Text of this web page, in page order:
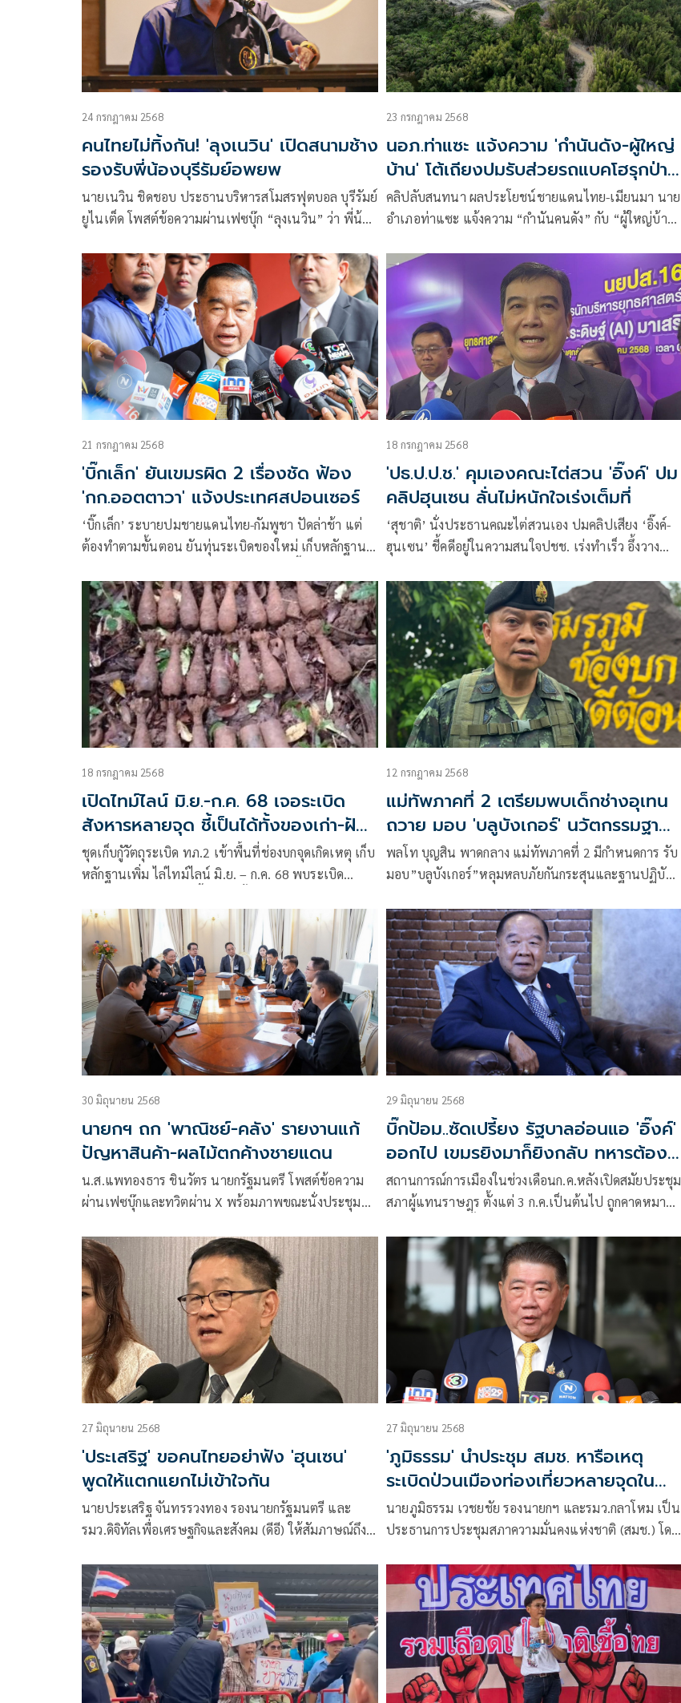
24 กรกฎาคม 2568
คนไทยไม่ทิ้งกัน! 'ลุงเนวิน' เปิดสนามช้าง
รองรับพี่น้องบุรีรัมย์อพยพ
นายเนวิน ชิดชอบ ประธานบริหารสโมสรฟุตบอล​ บุรีรัมย์
ยูไนเต็ด​ โพสต์ข้อความผ่านเฟซบุ๊ก “ลุงเนวิน” ว่า พี่น้อง
23 กรกฎาคม 2568
นอภ.ท่าแซะ แจ้งความ 'กำนันดัง-ผู้ใหญ่
บ้าน' โต้เถียงปมรับส่วยรถแบคโฮรุกป่า
ข้ามแดน
คลิปลับสนทนา ผลประโยชน์ชายแดนไทย-เมียนมา นาย
อำเภอท่าแซะ แจ้งความ “กำนันคนดัง” กับ “ผู้ใหญ่บ้าน
รุกป่า ข้ามแดนออกนอกราชาณาจักร
21 กรกฎาคม 2568
'บิ๊กเล็ก' ยันเขมรผิด 2 เรื่องชัด ฟ้อง
'กก.ออตตาวา' แจ้งประเทศสปอนเซอร์
‘บิ๊กเล็ก’ ระบายปมชายแดนไทย-กัมพูชา ปัดล่าช้า แต่
ต้องทำตามขั้นตอน ยันทุ่นระเบิดของใหม่ เก็บหลักฐาน
ฐานแน่น เขมรผิด 2 เรื่องชัด
18 กรกฎาคม 2568
'ปธ.ป.ป.ช.' คุมเองคณะไต่สวน 'อิ๊งค์' ปม
คลิปฮุนเซน ลั่นไม่หนักใจเร่งเต็มที่
‘สุชาติ’ นั่งประธานคณะไต่สวนเอง ปมคลิปเสียง ‘อิ๊งค์-
ฮุนเซน’ ชี้คดีอยู่ในความสนใจปชช. เร่งทำเร็ว อึ้งวาง
18 กรกฎาคม 2568
เปิดไทม์ไลน์ มิ.ย.-ก.ค. 68 เจอระเบิด
สังหารหลายจุด ชี้เป็นได้ทั้งของเก่า-ฝัง
ใหม่
ชุดเก็บกูัวัตถุระเบิด ทภ.2 เข้าพื้นที่ช่องบกจุดเกิดเหตุ เก็บ
หลักฐานเพิ่ม ไล่ไทม์ไลน์ มิ.ย. – ก.ค. 68 พบระเบิด
ฐานชี้ชัด
12 กรกฎาคม 2568
แม่ทัพภาคที่ 2 เตรียมพบเด็กช่างอุเทน
ถวาย มอบ 'บลูบังเกอร์' นวัตกรรมฐาน
ปฏิบัติการเคลื่อนที่
พลโท บุญสิน พาดกลาง แม่ทัพภาคที่ 2 มีกำหนดการ รับ
มอบ”บลูบังเกอร์”หลุมหลบภัยกันกระสุนและฐานปฏิบัติ
นวัตกรรมการก่อสร้างและเทคโนโลยีวัสดุ ข
30 มิถุนายน 2568
นายกฯ ถก 'พาณิชย์-คลัง' รายงานแก้
ปัญหาสินค้า-ผลไม้ตกค้างชายแดน
น.ส.แพทองธาร ชินวัตร นายกรัฐมนตรี โพสต์ข้อความ
ผ่านเฟซบุ๊กและทวิตผ่าน X พร้อมภาพขณะนั่งประชุม
นาคพาณิชย์
29 มิถุนายน 2568
บิ๊กป้อม..ซัดเปรี้ยง รัฐบาลอ่อนแอ 'อิ๊งค์'
ออกไป เขมรยิงมาก็ยิงกลับ ทหารต้อง
พร้อมรบ
สถานการณ์การเมืองในช่วงเดือนก.ค.หลังเปิดสมัยประชุม
สภาผู้แทนราษฎร ตั้งแต่ 3 ก.ค.เป็นต้นไป ถูกคาดหมาย
อย่างยิ่ง
27 มิถุนายน 2568
'ประเสริฐ' ขอคนไทยอย่าฟัง 'ฮุนเซน'
พูดให้แตกแยกไม่เข้าใจกัน
นายประเสริฐ จันทรรวงทอง รองนายกรัฐมนตรี และ
รมว.ดิจิทัลเพื่อเศรษฐกิจและสังคม (ดีอี) ให้สัมภาษณ์ถึง
ถึงการเมืองไทย ซึ่งมีคนไทยติดตามรอฟังในแต่ละวัน
จำนวนมาก
27 มิถุนายน 2568
'ภูมิธรรม' นำประชุม สมช. หารือเหตุ
ระเบิดป่วนเมืองท่องเที่ยวหลายจุดใน
ภาคใต้
นายภูมิธรรม เวชยชัย รองนายกฯ และรมว.กลาโหม เป็น
ประธานการประชุมสภาความมั่นคงแห่งชาติ (สมช.) โดย